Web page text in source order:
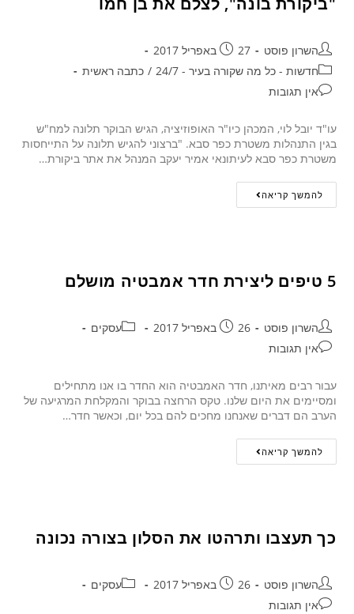
השרון פוסט
27 באפריל 2017
חדשות - כל מה שקורה בעיר - 24/7
/ כתבה ראשית
אין תגובות
עו"ד יובל לוי, המכהן כיו"ר האופוזיציה, הגיש הבוקר תלונה למח"ש
בגין התנהלות משטרת כפר סבא. "ברצוני להגיש תלונה על התייחסות
משטרת כפר סבא לעיתונאי אמיר יעקב המנהל את אתר ביקורת…
להמשך קריאה
5 טיפים ליצירת חדר אמבטיה מושלם
השרון פוסט 26 באפריל 2017
עסקים
אין תגובות
עבור רבים מאיתנו, חדר האמבטיה הוא החדר בו אנו מתחילים
ומסיימים את היום שלנו. טקס הרחצה בבוקר והמקלחת המרגיעה של
הערב הם דברים שאנחנו מחכים להם בכל יום, וכאשר חדר…
להמשך קריאה
כך תעצבו ותרהטו את הסלון בצורה נכונה
השרון פוסט 26 באפריל 2017
עסקים
אין תגובות